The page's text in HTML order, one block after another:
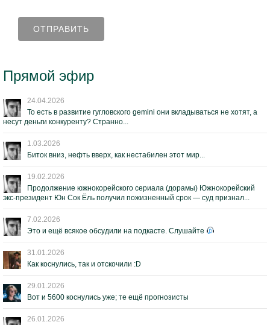
Прямой эфир
24.04.2026
То есть в развитие гугловского gemini они вкладываться не хотят, а
несут деньги конкуренту? Странно...
1.03.2026
Биток вниз, нефть вверх, как нестабилен этот мир...
19.02.2026
Продолжение южнокорейского сериала (дорамы) Южнокорейский
экс-президент Юн Сок Ёль получил пожизненный срок — суд признал...
7.02.2026
Это и ещё всякое обсудили на подкасте. Слушайте
31.01.2026
Как коснулись, так и отскочили :D
29.01.2026
Вот и 5600 коснулись уже; те ещё прогнозисты
26.01.2026